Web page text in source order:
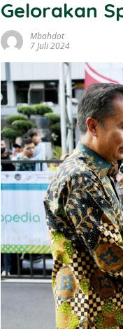
Gelorakan
Mbahdot
7 Juli 2024